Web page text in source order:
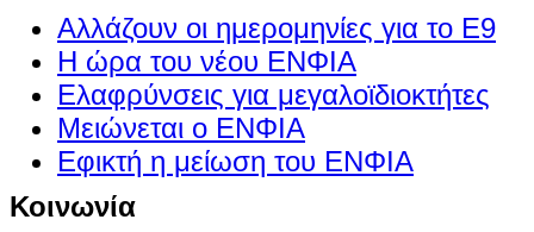
Αλλάζουν οι ημερομηνίες για το Ε9
Η ώρα του νέου ΕΝΦΙΑ
Ελαφρύνσεις για μεγαλοϊδιοκτήτες
Μειώνεται ο ΕΝΦΙΑ
Εφικτή η μείωση του ΕΝΦΙΑ
Κοινωνία